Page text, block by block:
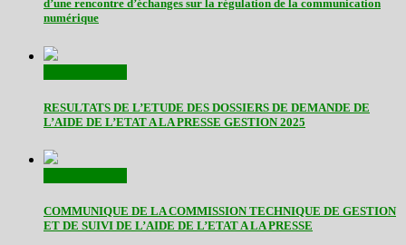
d’une rencontre d’échanges sur la régulation de la communication
numérique
RESULTATS DE L’ETUDE DES DOSSIERS DE DEMANDE DE
L’AIDE DE L’ETAT A LA PRESSE GESTION 2025
COMMUNIQUE DE LA COMMISSION TECHNIQUE DE GESTION
ET DE SUIVI DE L’AIDE DE L’ETAT A LA PRESSE